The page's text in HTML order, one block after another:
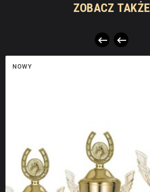
ZOBACZ TAKŻE
 
NOWY